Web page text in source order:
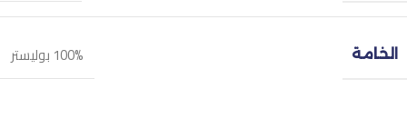
الخامة 100% بوليستر